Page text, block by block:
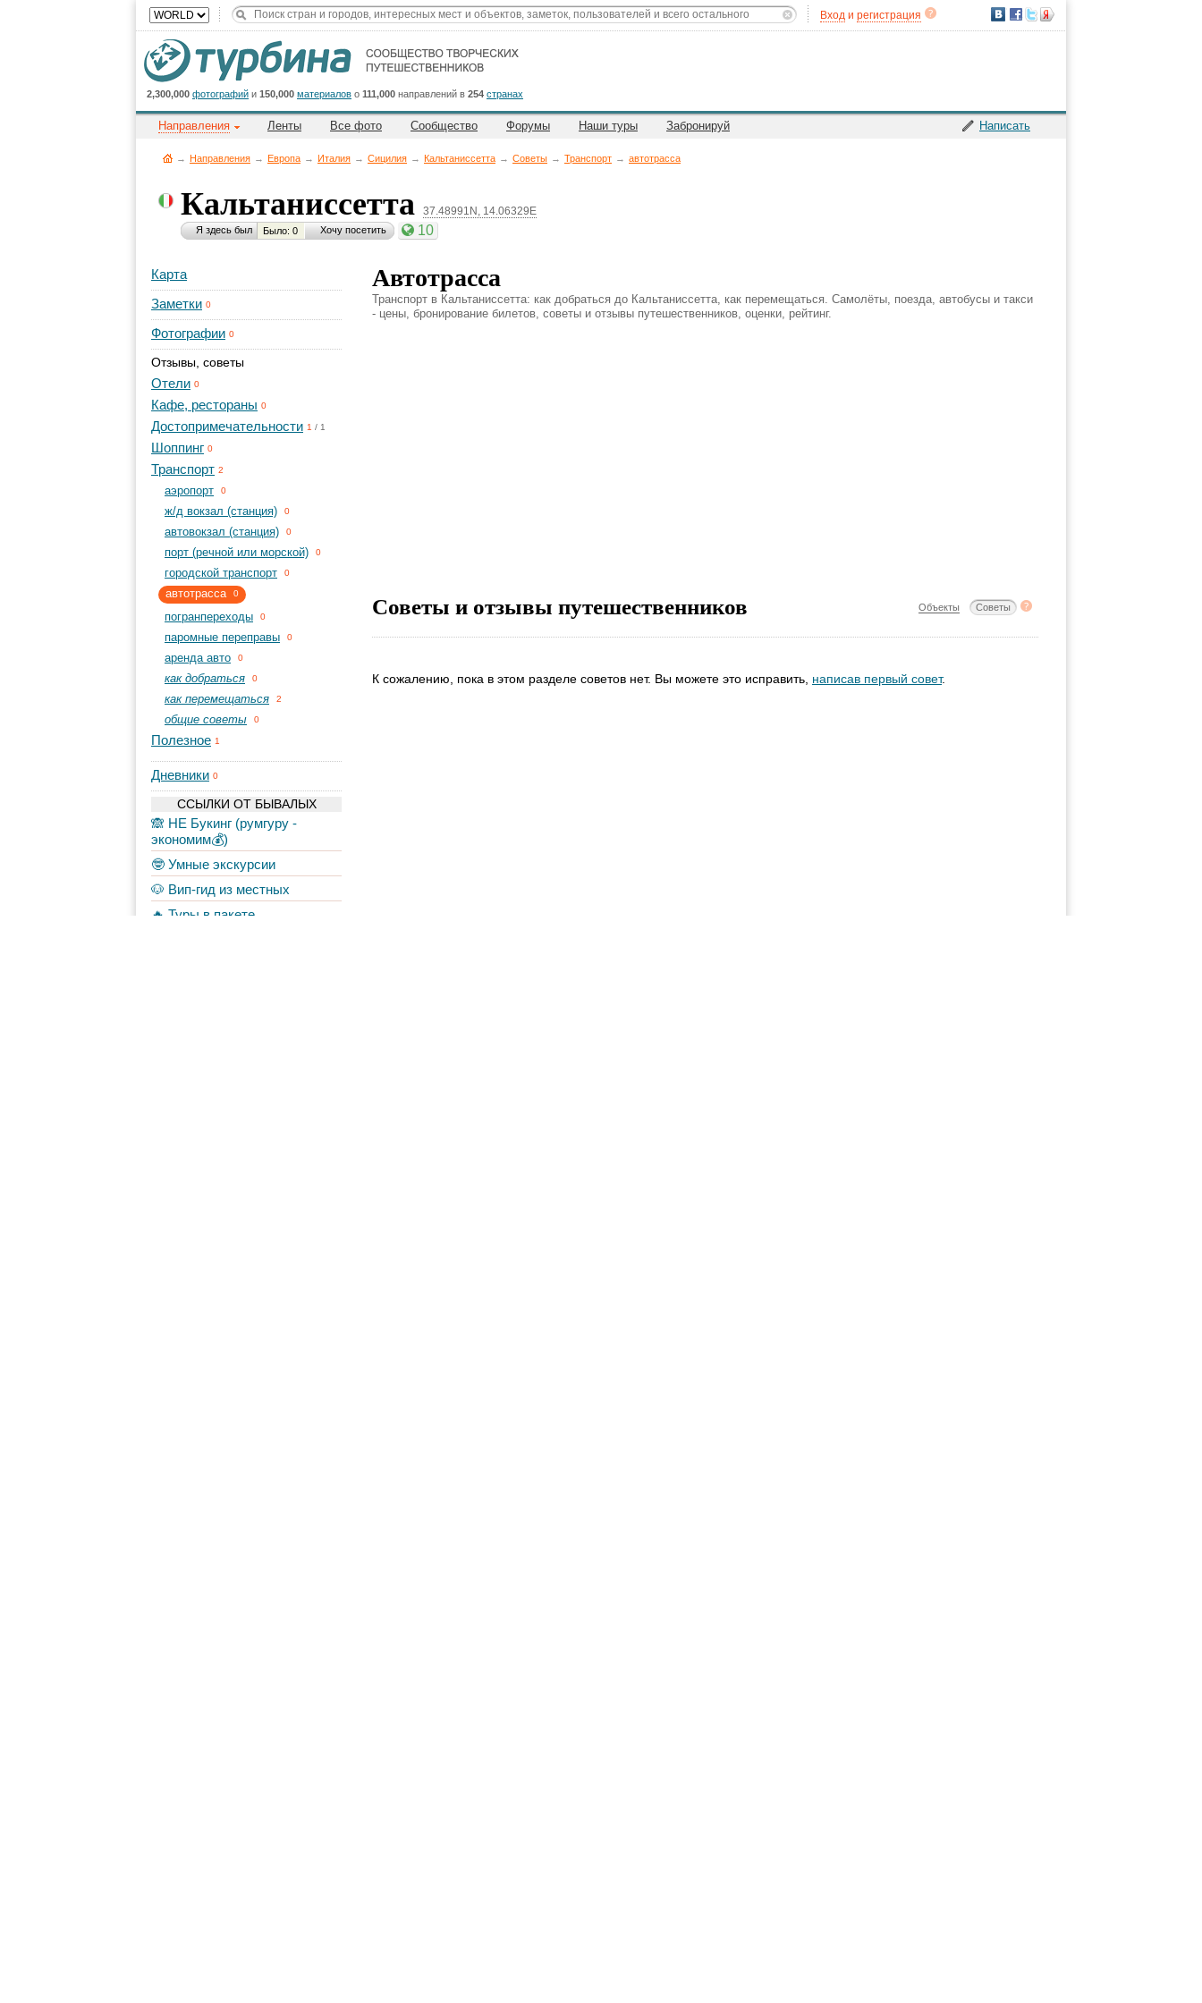
Вход и регистрация
2,300,000 фотографий и 150,000 материалов о 111,000 направлений в 254 странах
Написать
Направления Ленты Все фото Сообщество Форумы Наши туры Забронируй
→ Направления → Европа → Италия → Сицилия → Кальтаниссетта → Советы → Транспорт → автотрасса
Кальтаниссетта 37.48991N, 14.06329E
Я здесь был Было: 0 Хочу посетить 10
Карта
Заметки 0
Фотографии 0
Отзывы, советы
Отели 0
Кафе, рестораны 0
Достопримечательности 1 / 1
Шоппинг 0
Транспорт 2
aэропорт 0
ж/д вокзал (станция) 0
автовокзал (станция) 0
порт (речной или морской) 0
городской транспорт 0
автотрасса 0
погранпереходы 0
паромные переправы 0
аренда авто 0
как добраться 0
как перемещаться 2
общие советы 0
Полезное 1
Дневники 0
ССЫЛКИ ОТ БЫВАЛЫХ
🙈 НЕ Букинг (румгуру -
экономим💰)
🤓 Умные экскурсии
🐶 Вип-гид из местных
🔥 Туры в пакете
Автотрасса
Транспорт в Кальтаниссетта: как добраться до Кальтаниссетта, как перемещаться. Самолёты, поезда, автобусы и такси
- цены, бронирование билетов, советы и отзывы путешественников, оценки, рейтинг.
Советы и отзывы путешественников Объекты Советы
К сожалению, пока в этом разделе советов нет. Вы можете это исправить, написав первый совет.